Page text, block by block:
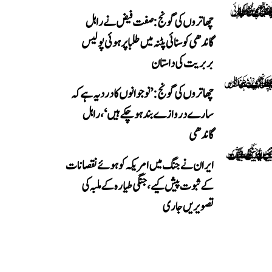
چھاتروں کی گونج: صفت فیض نے راہل
گاندھی کو سنائی پٹنہ میں طلبا پر ہوئی پولیس
بربریت کی داستان
چھاتروں کی گونج: ’نوجوانوں کا درد یہ ہے کہ
سارے دروازے بند ہو چکے ہیں‘، راہل
گاندھی
ایران نے جنگ میں امریکہ کو ہوئے نقصانات
کے ثبوت پیش کیے، جنگی طیارہ کے ملبہ کی
تصویریں جاری